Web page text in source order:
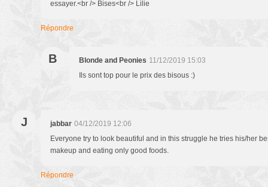
essayer.<br /> Bises<br /> Lilie
Répondre
B Blonde and Peonies 11/12/2019 15:03
Ils sont top pour le prix des bisous :)
J jabbar 04/12/2019 12:06
Everyone try to look beautiful and in this struggle he tries his/her
makeup and eating only good foods.
Répondre